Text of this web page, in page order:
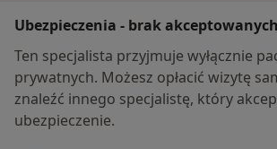
Ubezpieczenia - brak akceptowanych
Ten specjalista przyjmuje wyłącznie
prywatnych. Możesz opłacić wizytę
znaleźć innego specjalistę, który
ubezpieczenie.